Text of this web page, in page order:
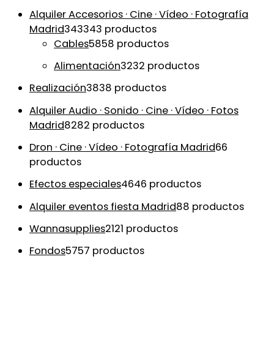
Alquiler Accesorios · Cine · Vídeo · Fotografía
Madrid343343 productos
Cables5858 productos
Alimentación3232 productos
Realización3838 productos
Alquiler Audio · Sonido · Cine · Vídeo · Fotos
Madrid8282 productos
Dron · Cine · Vídeo · Fotografía Madrid66
productos
Efectos especiales4646 productos
Alquiler eventos fiesta Madrid88 productos
Wannasupplies2121 productos
Fondos5757 productos